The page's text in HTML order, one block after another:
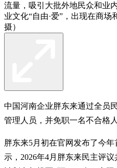
流量，吸引大批外地民众和业
业文化“自由·爱”，出现在商
摄）
中国河南企业胖东来通过全员
管理人员，并免职一名不合格人
胖东来5月初在官网发布了今
示，2026年4月胖东来民主评议